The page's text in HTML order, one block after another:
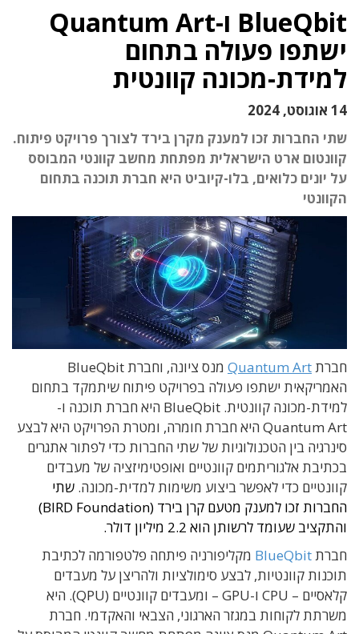
BlueQbit ו-Quantum Art
ישתפו פעולה בתחום
למידת-מכונה קוונטית
14 אוגוסט, 2024
שתי החברות זכו למענק מקרן בירד לצורך פרויקט פיתוח.
קוונטום ארט הישראלית מפתחת מחשב קוונטי המבוסס
על יונים כלואים, בלו-קיוביט היא חברת תוכנה בתחום
הקוונטי
חברת Quantum Art
מנס ציונה, וחברת BlueQbit
האמריקאית ישתפו פעולה בפרויקט פיתוח שיתמקד בתחום
למידת-מכונה קוונטית. BlueQbit היא חברת תוכנה ו-
Quantum Art היא חברת חומרה, ומטרת הפרויקט היא לבצע
סינרגיה בין הטכנולוגיות של שתי החברות כדי לפתור אתגרים
בכתיבת אלגוריתמים קוונטיים ואופטימיזציה של מעבדים
קוונטיים כדי לאפשר ביצוע משימות למדית-מכונה. שתי
החברות זכו למענק מטעם קרן בירד (BIRD Foundation)
והתקציב שעומד לרשותן הוא 2.2 מיליון דולר.
חברת BlueQbit מקליפורניה פיתחה פלטפורמה לכתיבת
תוכנות קוונטיות, לבצע סימולציות ולהריצן על מעבדים
קלאסיים – CPU ו-GPU – ומעבדים קוונטיים (QPU). היא
משרתת לקוחות במגזר הארגוני, הצבאי והאקדמי. חברת